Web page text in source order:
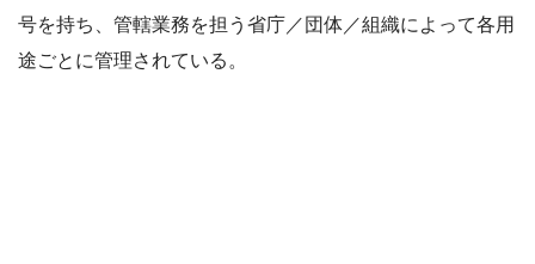
号を持ち、管轄業務を担う省庁／団体／組織によって各用
途ごとに管理されている。